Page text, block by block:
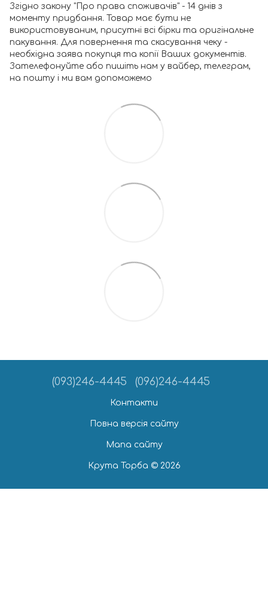
Згідно закону "Про права споживачів" - 14 днів з
моменту придбання. Товар має бути не
використовуваним, присутні всі бірки та оригінальне
пакування. Для повернення та скасування чеку -
необхідна заява покупця та копії Ваших документів.
Зателефонуйте або пишіть нам у вайбер, телеграм,
на пошту і ми вам допоможемо
(093)246-4445 (096)246-4445
Контакти
Повна версія сайту
Мапа сайту
Крута Торба © 2026